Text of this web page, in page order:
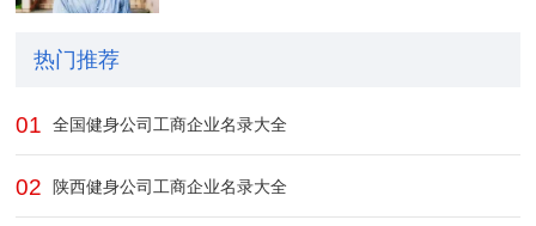
热门推荐
01 全国健身公司工商企业名录大全
02 陕西健身公司工商企业名录大全